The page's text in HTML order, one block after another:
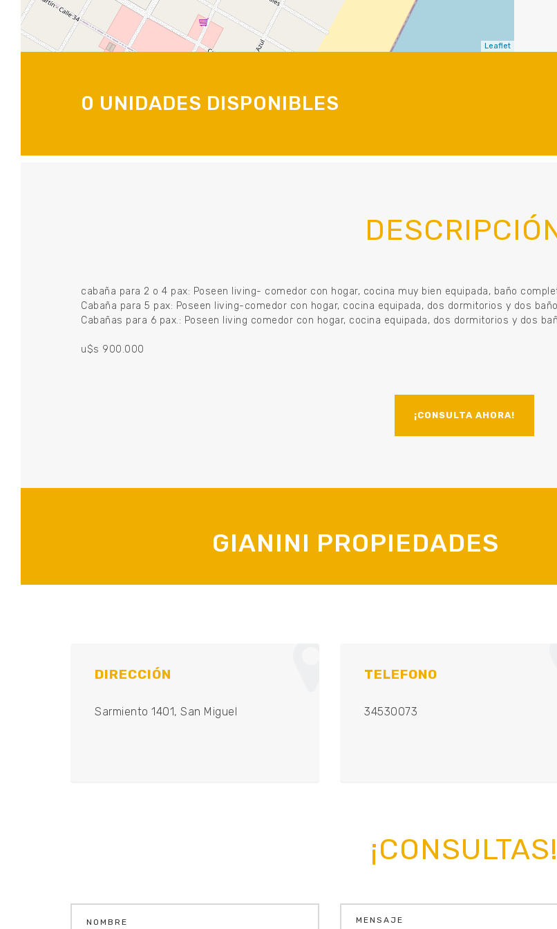
Leaflet
0 UNIDADES DISPONIBLES
cabaña para 2 o 4 pax: Poseen living- comedor con hogar, cocina muy bien equipada, baño
Cabaña para 5 pax: Poseen living-comedor con hogar, cocina equipada, dos dormitorios y dos
Cabañas para 6 pax.: Poseen living comedor con hogar, cocina equipada, dos dormitorios y dos
u$s 900.000
¡CONSULTA AHORA!
GIANINI PROPIEDADES
DIRECCIÓN
Sarmiento 1401, San Miguel
TELEFONO
34530073
¡CONSULTAS!